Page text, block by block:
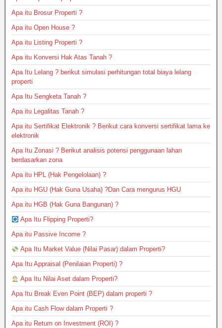
Apa itu Brosur Properti ?
Apa itu Open House ?
Apa itu Listing Properti ?
Apa itu Konversi Hak Atas Tanah ?
Apa Itu Lelang ? berikut simulasi perhitungan total biaya lelang
properti
Apa Itu Sengketa Tanah ?
Apa itu Legalitas Tanah ?
Apa itu Sertifikat Elektronik ? Berikut cara konversi sertifikat lama ke
elektronik
Apa Itu Zonasi ? Berikut analisis potensi penggunaan lahan
berdasarkan zona
Apa itu HPL (Hak Pengelolaan) ?
Apa itu HGU (Hak Guna Usaha) ?Dan Cara mengurus HGU
Apa itu HGB (Hak Guna Bangunan) ?
Apa Itu Flipping Properti?
Apa itu Passive Income ?
Apa Itu Market Value (Nilai Pasar) dalam Properti?
Apa Itu Appraisal (Penilaian Properti) ?
Apa Itu Nilai Aset dalam Properti?
Apa Itu Break Even Point (BEP) dalam properti ?
Apa itu Cash Flow dalam Properti ?
Apa itu Return on Investment (ROI) ?